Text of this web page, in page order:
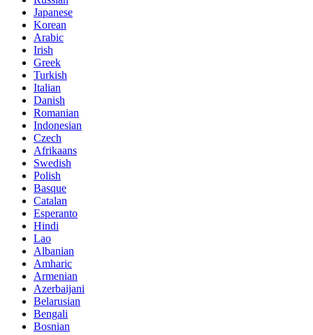
Japanese
Korean
Arabic
Irish
Greek
Turkish
Italian
Danish
Romanian
Indonesian
Czech
Afrikaans
Swedish
Polish
Basque
Catalan
Esperanto
Hindi
Lao
Albanian
Amharic
Armenian
Azerbaijani
Belarusian
Bengali
Bosnian